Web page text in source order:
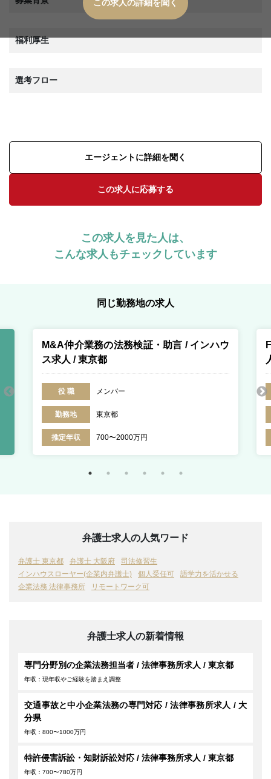
この求人の詳細を聞く
福利厚生
選考フロー
エージェントに詳細を聞く
この求人に応募する
この求人を見た人は、
こんな求人もチェックしています
同じ勤務地の求人
M&A仲介業務の法務検証・助言 / インハウ
ス求人 / 東京都
役 職 メンバー
勤務地 東京都
推定年収 700〜2000万円
弁護士求人の人気ワード
弁護士 東京都 弁護士 大阪府
司法修習生
インハウスローヤー(企業内弁護士)
個人受任可
語学力を活かせる
企業法務 法律事務所
リモートワーク可
弁護士求人の新着情報
専門分野別の企業法務担当者 / 法律事務所求人 / 東京都
年収：現年収やご経験を踏まえ調整
交通事故と中小企業法務の専門対応 / 法律事務所求人 / 大
分県
年収：800〜1000万円
特許侵害訴訟・知財訴訟対応 / 法律事務所求人 / 東京都
年収：700〜780万円